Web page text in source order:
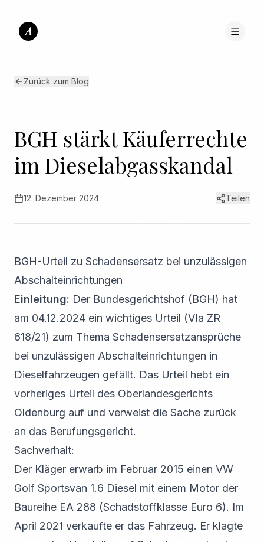
A
Zurück zum Blog
BGH stärkt Käuferrechte
im Dieselabgasskandal
12. Dezember 2024 Teilen
BGH-Urteil zu Schadensersatz bei unzulässigen
Abschalteinrichtungen
Einleitung: Der Bundesgerichtshof (BGH) hat
am 04.12.2024 ein wichtiges Urteil (VIa ZR
618/21) zum Thema Schadensersatzansprüche
bei unzulässigen Abschalteinrichtungen in
Dieselfahrzeugen gefällt. Das Urteil hebt ein
vorheriges Urteil des Oberlandesgerichts
Oldenburg auf und verweist die Sache zurück
an das Berufungsgericht.
Sachverhalt:
Der Kläger erwarb im Februar 2015 einen VW
Golf Sportsvan 1.6 Diesel mit einem Motor der
Baureihe EA 288 (Schadstoffklasse Euro 6). Im
April 2021 verkaufte er das Fahrzeug. Er klagte